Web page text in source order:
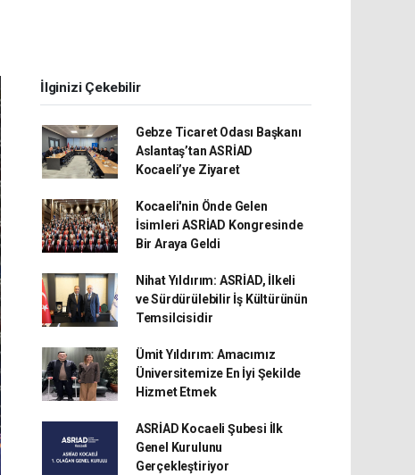
İlginizi Çekebilir
Gebze Ticaret Odası Başkanı
Aslantaş’tan ASRİAD
Kocaeli’ye Ziyaret
Kocaeli'nin Önde Gelen
İsimleri ASRİAD Kongresinde
Bir Araya Geldi
Nihat Yıldırım: ASRİAD, İlkeli
ve Sürdürülebilir İş Kültürünün
Temsilcisidir
Ümit Yıldırım: Amacımız
Üniversitemize En İyi Şekilde
Hizmet Etmek
ASRİAD Kocaeli Şubesi İlk
Genel Kurulunu
Gerçekleştiriyor